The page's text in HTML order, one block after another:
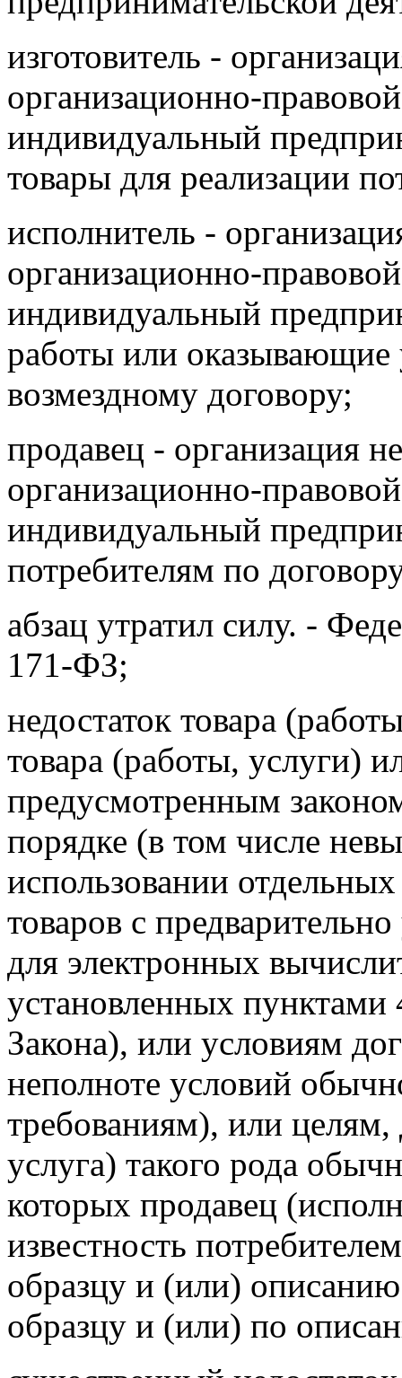
изготовитель -
организационно-
индивидуальный
товары для реализации
исполнитель -
организационно-
индивидуальный
работы или оказывающие
возмездному договору;
продавец - организация
организационно-
индивидуальный
потребителям по
абзац утратил силу. -
171-ФЗ;
недостаток товара
товара (работы, услуги)
предусмотренным
порядке (в том числе
использовании
товаров с
для электронных
установленных пунктами
Закона), или условиям
неполноте условий
требованиям), или целям,
услуга) такого рода
которых продавец
известность
образцу и (или)
образцу и (или) по